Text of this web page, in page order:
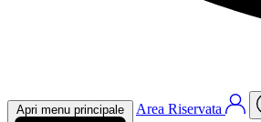
Apri menu principale Area Riservata